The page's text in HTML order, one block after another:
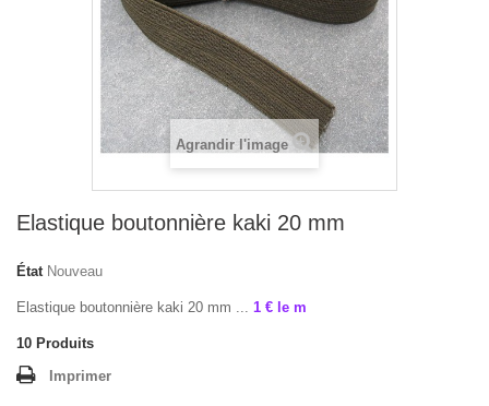
Agrandir l'image
Elastique boutonnière kaki 20 mm
État Nouveau
Elastique boutonnière kaki 20 mm ... 1 € le m
10 Produits
Imprimer